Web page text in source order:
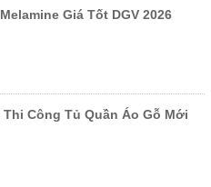
Giá Tốt DGV 2026
Thi Công Tủ Quần Áo Gỗ Mới